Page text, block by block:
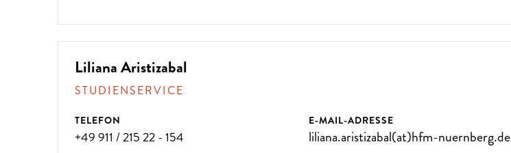
Liliana Aristizabal
STUDIENSERVICE
TELEFON
+49 911 / 215 22 - 154
E-MAIL-ADRESSE
liliana.aristizabal(at)hfm-nuernberg.de